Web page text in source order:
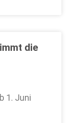
die
1. Juni